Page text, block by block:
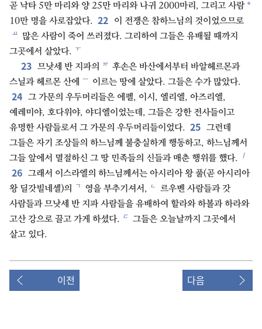
곧 낙타 5만 마리와 양 25만 마리와 나귀 2000마리, 그리고 사람 *
10만 명을 사로잡았다. 22 이 전쟁은 참하느님의 것이었으므로
ㅛ 많은 사람이 죽어 쓰러졌다. 그리하여 그들은 유배될 때까지
그곳에서 살았다. ㅜ
23 므낫세 반 지파의 ㅠ 후손은 바산에서부터 바알헤르몬과
스닐과 헤르몬 산에
ㅡ 이르는 땅에 살았다. 그들은 수가 많았다.
24 그 가문의 우두머리들은 에펠, 이시, 엘리엘, 아즈리엘,
예레미야, 호다위야, 야디엘이었는데, 그들은 강한 전사들이고
유명한 사람들로서 그 가문의 우두머리들이었다. 25 그런데
그들은 자기 조상들의 하느님께 불충실하게 행동하고, 하느님께서
그들 앞에서 멸절하신 그 땅 민족들의 신들과 매춘 행위를 했다. ㅣ
26 그래서 이스라엘의 하느님께서는 아시리아 왕 풀(곧 아시리아
왕 딜갓빌네셀)의
ㄱ 영을 부추기셔서, ㄴ 르우벤 사람들과 갓
사람들과 므낫세 반 지파 사람들을 유배하여 할라와 하볼과 하라와
고산 강으로 끌고 가게 하셨다. ㄷ 그들은 오늘날까지 그곳에서
살고 있다.
이전 다음